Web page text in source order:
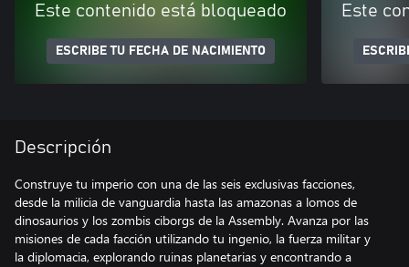
Este contenido está bloqueado
ESCRIBE TU FECHA DE NACIMIENTO
Este
Descripción
Construye tu imperio con una de las seis exclusivas facciones,
desde la milicia de vanguardia hasta las amazonas a lomos de
dinosaurios y los zombis ciborgs de la Assembly. Avanza por las
misiones de cada facción utilizando tu ingenio, la fuerza militar y
la diplomacia, explorando ruinas planetarias y encontrando a